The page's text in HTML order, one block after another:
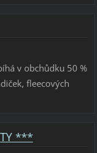
v obchůdku 50 %
fleecových
***